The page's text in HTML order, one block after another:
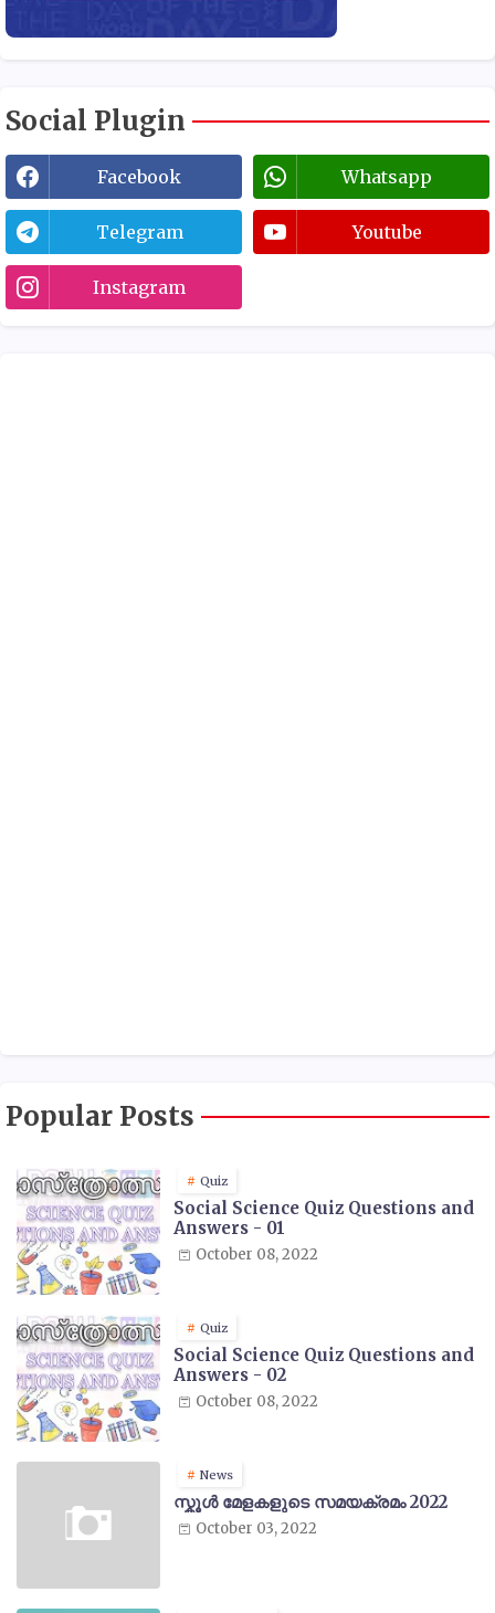
Social Plugin
Facebook Whatsapp
Telegram Youtube
Instagram
Popular Posts
Quiz
Social Science Quiz Questions and
Answers - 01
October 08, 2022
Quiz
Social Science Quiz Questions and
Answers - 02
October 08, 2022
News
സ്കൂൾ മേളകളുടെ സമയക്രമം 2022
October 03, 2022